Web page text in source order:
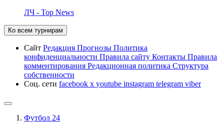
ЛЧ - Top News
Ко всем турнирам
Сайт Редакция Прогнозы Политика
конфиденциальности Правила сайту Контакты Правила
комментирования Редакционная политика Структура
собственности
Соц. сети facebook x youtube instagram telegram viber
Футбол 24